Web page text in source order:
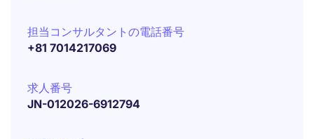
担当コンサルタントの電話番号
+81 7014217069
求人番号
JN-012026-6912794